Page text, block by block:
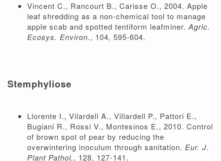
Vincent C., Rancourt B., Carisse O., 2004. Apple
leaf shredding as a non-chemical tool to manage
apple scab and spotted tentiform leafminer.Agric.
Ecosys. Environ., 104, 595-604.
Stemphyliose
Llorente I., Vilardell A., Villardell P., Pattori E.,
Bugiani R., Rossi V., Montesinos E., 2010. Control
of brown spot of pear by reducing the
overwintering inoculum through sanitation. Eur. J.
Plant Pathol., 128, 127-141.